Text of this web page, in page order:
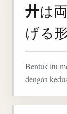
廾は
げる
Bentuk itu
dengan